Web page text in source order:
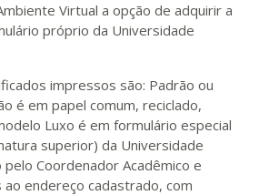
Virtual a opção de adquirir a
próprio da Universidade
impressos são: Padrão ou
é em papel comum, reciclado,
Luxo é em formulário especial
superior) da Universidade
Coordenador Acadêmico e
endereço cadastrado, com